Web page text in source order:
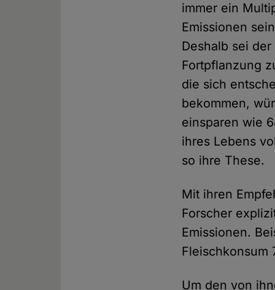
immer ein
Emissionen
Deshalb sei der
Fortpflanzung
die sich
bekommen,
einsparen wie
ihres Lebens
so ihre These.
Mit ihren
Forscher
Emissionen.
Fleischkonsum
Um den von